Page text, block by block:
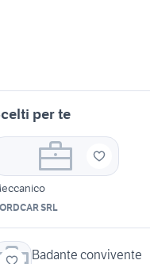
per te
SRL
Badante convivente